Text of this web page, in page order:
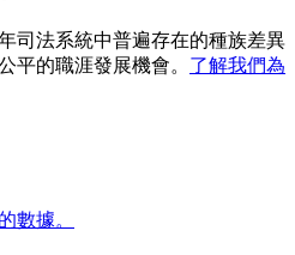
司法系統中普遍存在的種族差異
平的職涯發展機會。 了解我們為
數據。